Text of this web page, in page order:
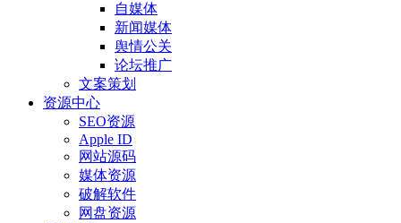
自媒体
新闻媒体
舆情公关
论坛推广
文案策划
资源中心
SEO资源
Apple ID
网站源码
媒体资源
破解软件
网盘资源